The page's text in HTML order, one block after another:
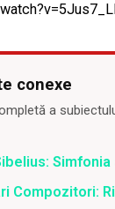
conexe
a
Simfonia
Compozitori: